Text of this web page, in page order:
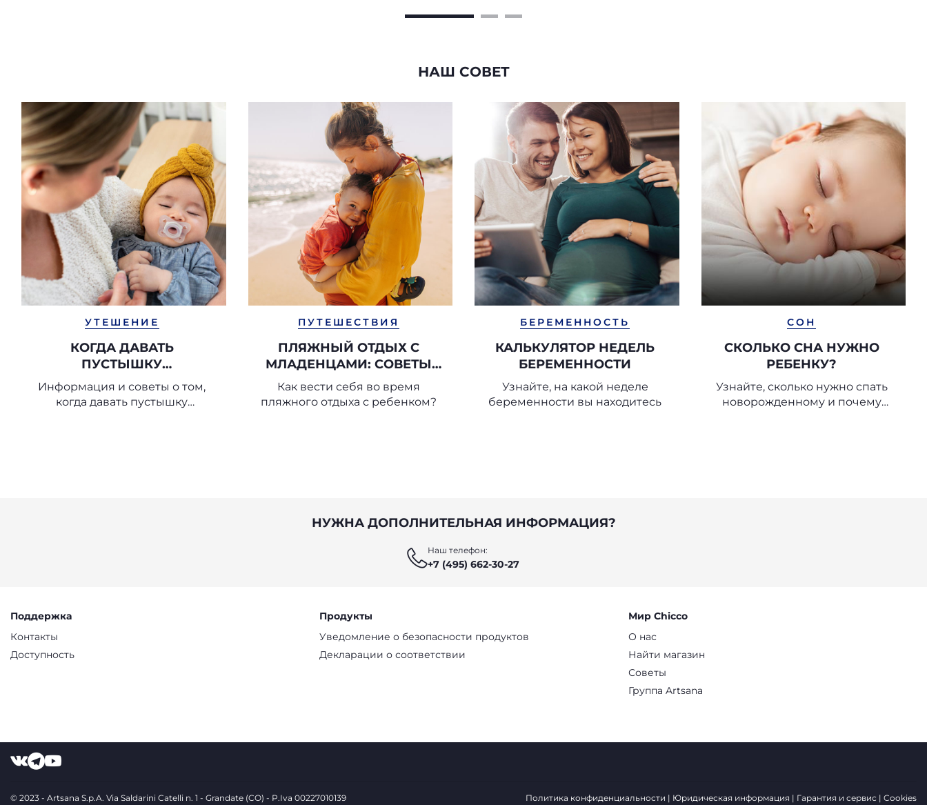
НАШ СОВЕТ
УТЕШЕНИЕ
КОГДА ДАВАТЬ
ПУСТЫШКУ
НОВОРОЖДЕННОМУ?
Информация и советы о том,
когда давать пустышку
ПУТЕШЕСТВИЯ
ПЛЯЖНЫЙ ОТДЫХ С
МЛАДЕНЦАМИ: СОВЕТЫ
ПО БЕЗОПАСНОМУ
ОТДЫХУ
Как вести себя во время
пляжного отдыха с ребенком?
БЕРЕМЕННОСТЬ
КАЛЬКУЛЯТОР НЕДЕЛЬ
БЕРЕМЕННОСТИ
Узнайте, на какой неделе
беременности вы находитесь
СОН
СКОЛЬКО СНА НУЖНО
РЕБЕНКУ?
Узнайте, сколько нужно спать
новорожденному и почему
НУЖНА ДОПОЛНИТЕЛЬНАЯ ИНФОРМАЦИЯ?
Наш телефон:
+7 (495) 662-30-27
Поддержка
Контакты
Доступность
Продукты
Уведомление о безопасности продуктов
Декларации о соответствии
Мир Chicco
О нас
Найти магазин
Советы
Группа Artsana
© 2023 - Artsana S.p.A. Via Saldarini Catelli n. 1 - Grandate (CO) - P.Iva 00227010139 Политика конфиденциальности Юридическая информация Гарантия и сервис Cookies